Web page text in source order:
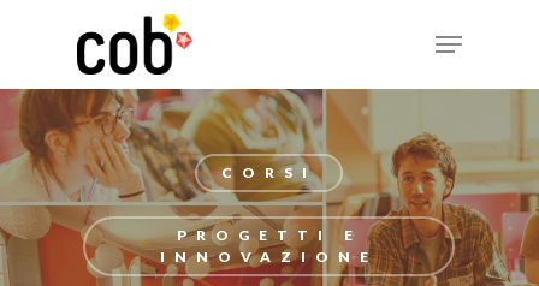
Hit enter to search or ESC to close
CORSI
PROGETTI E
INNOVAZIONE